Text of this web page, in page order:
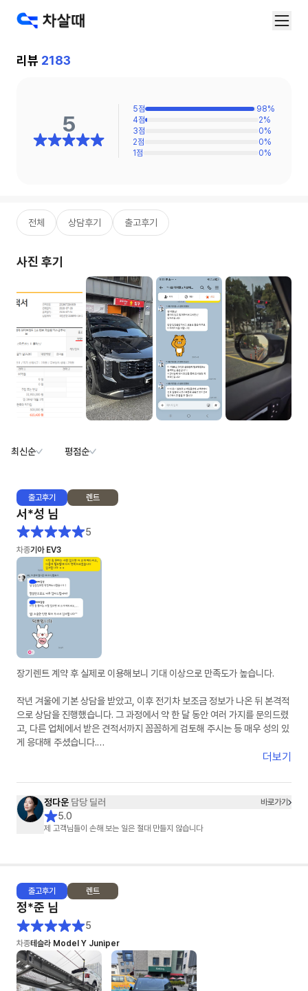
전체 상담후기 출고후기
리뷰 2183
5
1 점 0%
2점 0%
3점 0%
4점 2%
5점 98%
사진 후기
최신순 평점순
출고후기 렌트
서*성 님
5
차종기아 EV3
장기렌트 계약 후 실제로 이용해보니 기대 이상으로 만족도가 높습니다.
작년 겨울에 기본 상담을 받았고, 이후 전기차 보조금 정보가 나온 뒤 본격적
으로 상담을 진행했습니다. 그 과정에서 약 한 달 동안 여러 가지를 문의드렸
고, 다른 업체에서 받은 견적서까지 꼼꼼하게 검토해 주시는 등 매우 성의 있
게 응대해 주셨습니다.
절하게 응대해 주셔서 신뢰가 갔습니다. 고객 입장에서 최선을 다해 주신다
는 점이 분명하게 느껴졌고, 덕분에 만족스러운 선택을 할 수 있었습니다. 첫
장기렌트이자 첫 차 구매였는데 매우 좋은 경험이었고, 만족스러웠기 때문에
지인도 소개하여 출고하셨습니다.
더보기
정다운 담당 딜러 바로가기
5.0
제 고객님들이 손해 보는 일은 절대 만들지 않습니다
출고후기 렌트
정*준 님
5
차종테슬라 Model Y Juniper